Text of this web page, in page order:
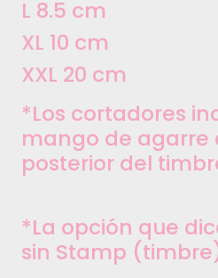
L 8.5 cm
XL 10 cm
XXL 20 cm
*Los cortadores
mango de agarre
posterior del
*La opción que
sin Stamp